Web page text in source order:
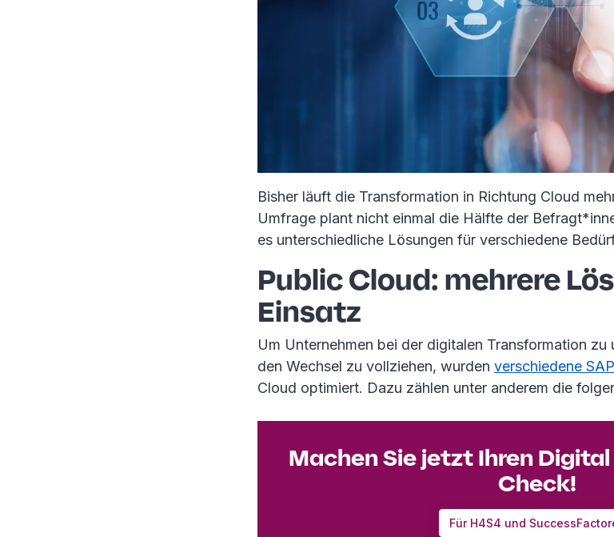
Bisher läuft die Transformation in Richtung Cloud
Umfrage plant nicht einmal die Hälfte der
es unterschiedliche Lösungen für verschiedene
Public Cloud: mehrere
Einsatz
Um Unternehmen bei der digitalen Transformation
den Wechsel zu vollziehen, wurden verschiedene
Cloud optimiert. Dazu zählen unter anderem die
Machen Sie jetzt Ihren
Check!
Für H4S4 und